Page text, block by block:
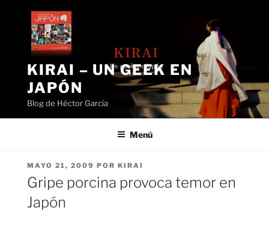
contenido
KIRAI – UN GEEK EN
JAPÓN
Blog de Héctor García
Menú
PUBLICADO
EL
MAYO 21, 2009 POR KIRAI
Gripe porcina provoca temor en
Japón